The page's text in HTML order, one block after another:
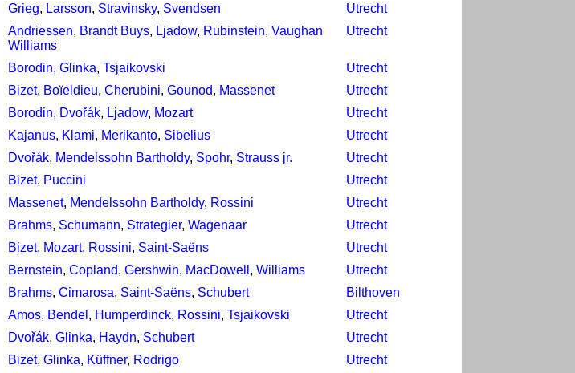
Grieg, Larsson, Stravinsky, Svendsen
Utrecht
Andriessen, Brandt Buys, Ljadow, Rubinstein, Vaughan
Williams
Utrecht
Borodin, Glinka, Tsjaikovski
Utrecht
Bizet, Boïeldieu, Cherubini, Gounod, Massenet
Utrecht
Borodin, Dvořák, Ljadow, Mozart
Utrecht
Kajanus, Klami, Merikanto, Sibelius
Utrecht
Dvořák, Mendelssohn Bartholdy, Spohr, Strauss jr.
Utrecht
Bizet, Puccini
Utrecht
Massenet, Mendelssohn Bartholdy, Rossini
Utrecht
Brahms, Schumann, Strategier, Wagenaar
Utrecht
Bizet, Mozart, Rossini, Saint-Saëns
Utrecht
Bernstein, Copland, Gershwin, MacDowell , Williams
Utrecht
Brahms, Cimarosa, Saint-Saëns, Schubert
Bilthoven
Amos, Bendel , Humperdinck, Rossini, Tsjaikovski
Utrecht
Dvořák, Glinka, Haydn, Schubert
Utrecht
Bizet, Glinka, Küffner, Rodrigo Utrecht